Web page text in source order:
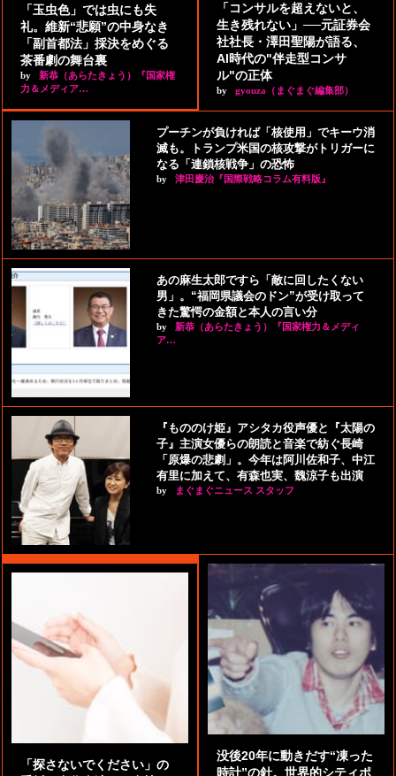
「玉虫色」では虫にも失
礼。維新“悲願”の中身なき
「副首都法」採決をめぐる
茶番劇の舞台裏
by
新恭（あらたきょう）『国家権
力＆メディア…
「コンサルを超えないと、
生き残れない」──元証券会
社社長・澤田聖陽が語る、
AI時代の"伴走型コンサ
ル"の正体
by gyouza（まぐまぐ編集部）
プーチンが負ければ「核使用」でキーウ消
滅も。トランプ米国の核攻撃がトリガーに
なる「連鎖核戦争」の恐怖
by 津田慶治『国際戦略コラム有料版』
あの麻生太郎ですら「敵に回したくない
男」。“福岡県議会のドン”が受け取って
きた驚愕の金額と本人の言い分
by
新恭（あらたきょう）『国家権力＆メディ
ア…
『もののけ姫』アシタカ役声優と『太陽の
子』主演女優らの朗読と音楽で紡ぐ長崎
「原爆の悲劇」。今年は阿川佐和子、中江
有里に加えて、有森也実、魏涼子も出演
by まぐまぐニュース スタッフ
「探さないでください」の
没後20年に動きだす“凍った
時計”の針。世界的シティポ